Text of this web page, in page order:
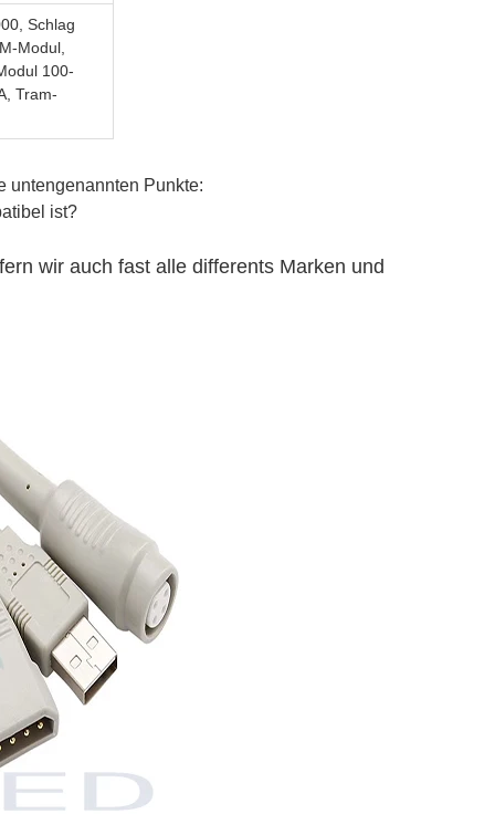
Schlag
Modul,
100-
Tram-
untengenannten Punkte:
ist?
wir auch fast alle differents Marken und